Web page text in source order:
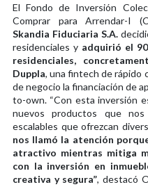
El Fondo de Inversión
Comprar para Arrendar-I
Skandia Fiduciaria S.A.
residenciales y adquirió el
residenciales,
Duppla, una fintech de rápido
de negocio la financiación de
to-own. “Con esta inversión
nuevos productos que nos
escalables que ofrezcan
nos llamó la atención
atractivo mientras mitiga
con la inversión en
creativa y segura”, destacó